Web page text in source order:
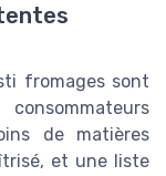
fromages sont
de matières
et une liste